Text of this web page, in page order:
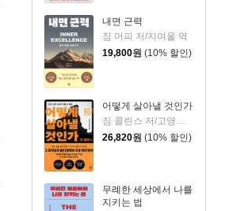
내면 근력
짐 머피 저/지여울 역
19,800원 (10% 할인)
어떻게 살아낼 것인가
짐 콜린스 저/고영훈,윤영호 역
26,820원 (10% 할인)
무례한 세상에서 나를
지키는 법